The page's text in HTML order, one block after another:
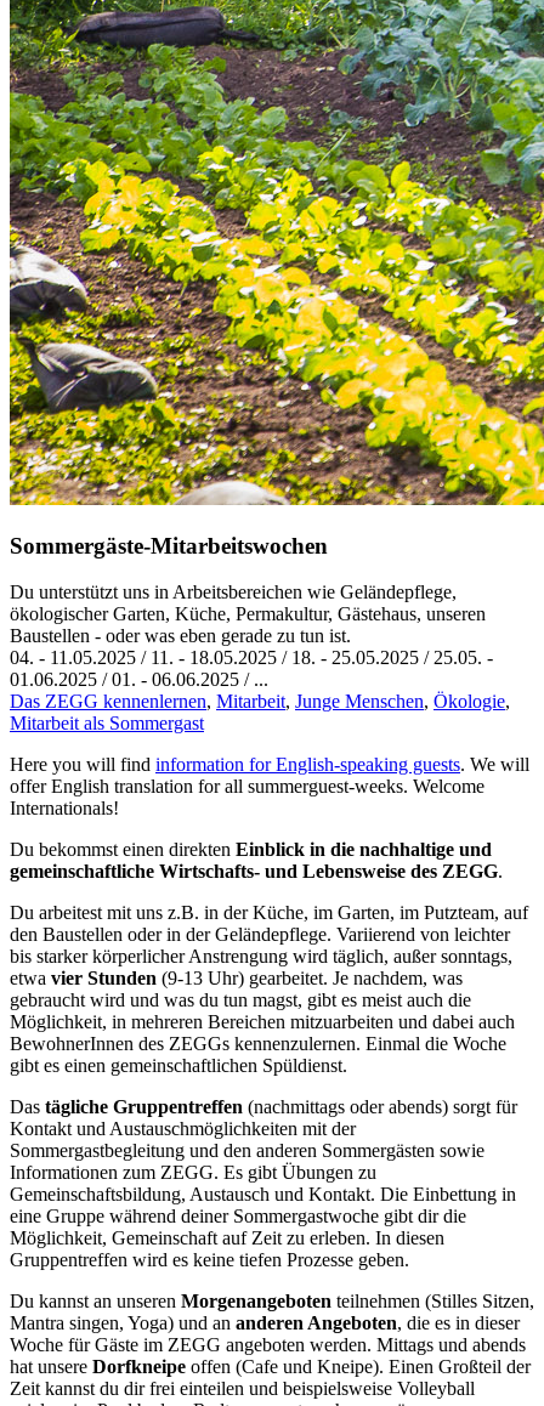
Sommergäste-Mitarbeitswochen
Du unterstützt uns in Arbeitsbereichen wie Geländepflege,
ökologischer Garten, Küche, Permakultur, Gästehaus, unseren
Baustellen - oder was eben gerade zu tun ist.
04. - 11.05.2025 / 11. - 18.05.2025 / 18. - 25.05.2025 /25.05. -
01.06.2025 /01. - 06.06.2025 / ...
Das ZEGG kennenlernen, Mitarbeit, Junge Menschen, Ökologie,
Mitarbeit als Sommergast
Here you will find information for English-speaking guests. We will
offer English translation for all summerguest-weeks. Welcome
Internationals!
Du bekommst einen direkten Einblick in die nachhaltige und
gemeinschaftliche Wirtschafts- und Lebensweise des ZEGG.
Du arbeitest mit uns z.B. in der Küche, im Garten, im Putzteam, auf
den Baustellen oder in der Geländepflege. Variierend von leichter
bis starker körperlicher Anstrengung wird täglich, außer sonntags,
etwa vier Stunden (9-13 Uhr) gearbeitet. Je nachdem, was
gebraucht wird und was du tun magst, gibt es meist auch die
Möglichkeit, in mehreren Bereichen mitzuarbeiten und dabei auch
BewohnerInnen des ZEGGs kennenzulernen. Einmal die Woche
gibt es einen gemeinschaftlichen Spüldienst.
Das tägliche Gruppentreffen (nachmittags oder abends) sorgt für
Kontakt und Austauschmöglichkeiten mit der
Sommergastbegleitung und den anderen Sommergästen sowie
Informationen zum ZEGG. Es gibt Übungen zu
Gemeinschaftsbildung, Austausch und Kontakt. Die Einbettung in
eine Gruppe während deiner Sommergastwoche gibt dir die
Möglichkeit, Gemeinschaft auf Zeit zu erleben. In diesen
Gruppentreffen wird es keine tiefen Prozesse geben.
Du kannst an unseren Morgenangeboten teilnehmen (Stilles Sitzen,
Mantra singen, Yoga) und an anderen Angeboten, die es in dieser
Woche für Gäste im ZEGG angeboten werden. Mittags und abends
hat unsere Dorfkneipe offen (Cafe und Kneipe). Einen Großteil der
Zeit kannst du dir frei einteilen und beispielsweise Volleyball